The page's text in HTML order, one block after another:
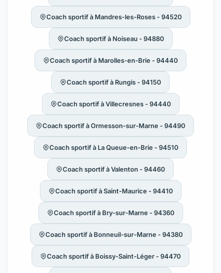
Coach sportif à Mandres-les-Roses - 94520
Coach sportif à Noiseau - 94880
Coach sportif à Marolles-en-Brie - 94440
Coach sportif à Rungis - 94150
Coach sportif à Villecresnes - 94440
Coach sportif à Ormesson-sur-Marne - 94490
Coach sportif à La Queue-en-Brie - 94510
Coach sportif à Valenton - 94460
Coach sportif à Saint-Maurice - 94410
Coach sportif à Bry-sur-Marne - 94360
Coach sportif à Bonneuil-sur-Marne - 94380
Coach sportif à Boissy-Saint-Léger - 94470